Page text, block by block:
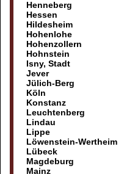
Henneberg
Hessen
Hildesheim
Hohenlohe
Hohenzollern
Hohnstein
Isny, Stadt
Jever
Jülich-Berg
Köln
Konstanz
Leuchtenberg
Lindau
Lippe
Löwenstein-Wertheim
Lübeck
Magdeburg
Mainz